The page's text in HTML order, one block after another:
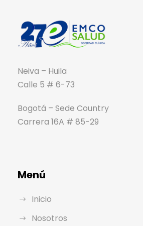
Neiva – Huila
Calle 5 # 6-73
Bogotá – Sede Country
Carrera 16A # 85-29
Menú
Inicio
Nosotros